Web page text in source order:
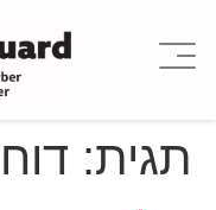
תגית: